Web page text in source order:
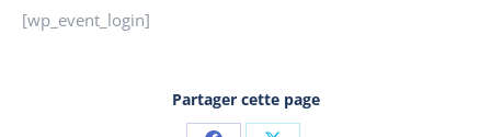
[wp_event_login]
Partager cette page